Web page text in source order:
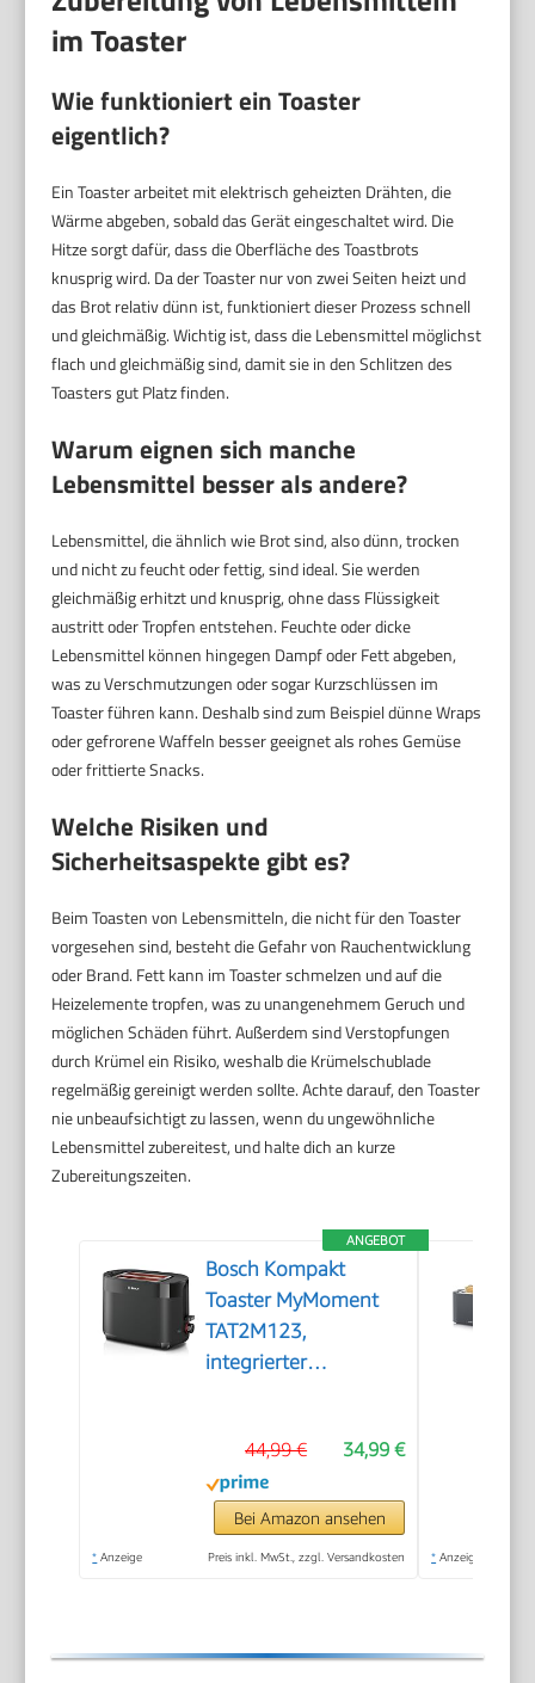
im Toaster
Wie funktioniert ein Toaster
eigentlich?
Ein Toaster arbeitet mit elektrisch geheizten Drähten, die
Wärme abgeben, sobald das Gerät eingeschaltet wird. Die
Hitze sorgt dafür, dass die Oberfläche des Toastbrots
knusprig wird. Da der Toaster nur von zwei Seiten heizt und
das Brot relativ dünn ist, funktioniert dieser Prozess schnell
und gleichmäßig. Wichtig ist, dass die Lebensmittel möglichst
flach und gleichmäßig sind, damit sie in den Schlitzen des
Toasters gut Platz finden.
Warum eignen sich manche
Lebensmittel besser als andere?
Lebensmittel, die ähnlich wie Brot sind, also dünn, trocken
und nicht zu feucht oder fettig, sind ideal. Sie werden
gleichmäßig erhitzt und knusprig, ohne dass Flüssigkeit
austritt oder Tropfen entstehen. Feuchte oder dicke
Lebensmittel können hingegen Dampf oder Fett abgeben,
was zu Verschmutzungen oder sogar Kurzschlüssen im
Toaster führen kann. Deshalb sind zum Beispiel dünne Wraps
oder gefrorene Waffeln besser geeignet als rohes Gemüse
oder frittierte Snacks.
Welche Risiken und
Sicherheitsaspekte gibt es?
Beim Toasten von Lebensmitteln, die nicht für den Toaster
vorgesehen sind, besteht die Gefahr von Rauchentwicklung
oder Brand. Fett kann im Toaster schmelzen und auf die
Heizelemente tropfen, was zu unangenehmem Geruch und
möglichen Schäden führt. Außerdem sind Verstopfungen
durch Krümel ein Risiko, weshalb die Krümelschublade
regelmäßig gereinigt werden sollte. Achte darauf, den Toaster
nie unbeaufsichtigt zu lassen, wenn du ungewöhnliche
Lebensmittel zubereitest, und halte dich an kurze
Zubereitungszeiten.
ANGEBOT
Bosch Kompakt
Toaster MyMoment
TAT2M123,
integrierter
Abschaltautomatik,
Liftfunktion,
Brotzentrierung,
perfekt für 2
34,99 €
44,99 €
Bei Amazon ansehen
* Anzeige Preis inkl. MwSt., zzgl. Versandkosten * Anzeige